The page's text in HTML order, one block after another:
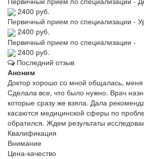
2400 руб.
Первичный прием по специализации -
2400 руб.
Первичный прием по специализации -
2400 руб.
Последний отзыв
Аноним
Доктор хорошо со мной общалась, меня
Сделала все, что было нужно. Врач
которые сразу же взяла. Дала
касаются медицинской сферы по
обратился. Ждем результаты
Квалификация
Внимание
Цена-качество